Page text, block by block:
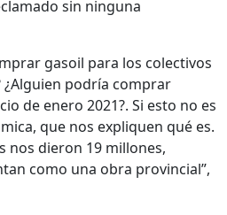
sin ninguna
gasoil para los colectivos
¿Alguien podría comprar
de enero 2021?. Si esto no es
que nos expliquen qué es.
nos dieron 19 millones,
como una obra provincial”,